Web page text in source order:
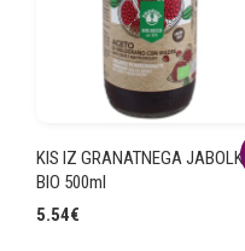
KIS IZ GRANATNEGA JABOLKA
BIO 500ml
5.54€